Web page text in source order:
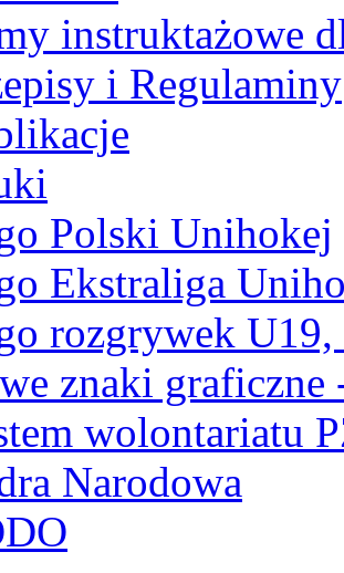
instruktażowe
i Regulaminy
Polski Unihokej
Ekstraliga
rozgrywek
znaki graficzne
wolontariatu
Narodowa